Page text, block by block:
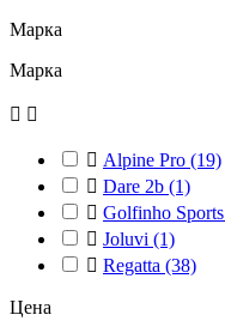
Марка
Марка
 
 Alpine Pro (19)
 Dare 2b (1)
 Golfinho Sports
 Joluvi (1)
 Regatta (38)
Цена